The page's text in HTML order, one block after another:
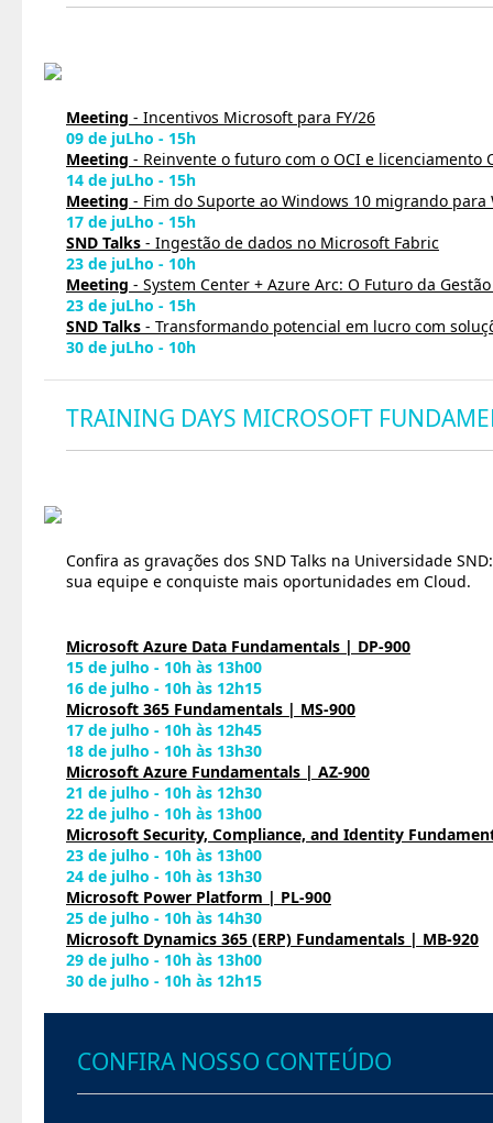
Meeting - Incentivos Microsoft para FY/26
09 de juLho - 15h
Meeting - Reinvente o futuro com o OCI e licenciamento
14 de juLho - 15h
Meeting - Fim do Suporte ao Windows 10 migrando para
17 de juLho - 15h
SND Talks - Ingestão de dados no Microsoft Fabric
23 de juLho - 10h
Meeting - System Center + Azure Arc: O Futuro da
23 de juLho - 15h
SND Talks - Transformando potencial em lucro com
30 de juLho - 10h
TRAINING DAYS MICROSOFT
Confira as gravações dos SND Talks na Universidade
sua equipe e conquiste mais oportunidades em Cloud.
Microsoft Azure Data Fundamentals | DP-900
15 de julho - 10h às 13h00
16 de julho - 10h às 12h15
Microsoft 365 Fundamentals | MS-900
17 de julho - 10h às 12h45
18 de julho - 10h às 13h30
Microsoft Azure Fundamentals | AZ-900
21 de julho - 10h às 12h30
22 de julho - 10h às 13h00
Microsoft Security, Compliance, and Identity
23 de julho - 10h às 13h00
24 de julho - 10h às 13h30
Microsoft Power Platform | PL-900
25 de julho - 10h às 14h30
Microsoft Dynamics 365 (ERP) Fundamentals | MB-920
29 de julho - 10h às 13h00
30 de julho - 10h às 12h15
CONFIRA NOSSO CONTEÚDO